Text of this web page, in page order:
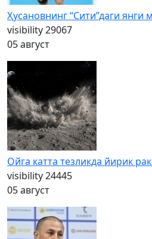
Ҳусановнинг “Сити”даги
visibility29067
05 август
Ойга катта тезликда йирик
visibility24445
05 август